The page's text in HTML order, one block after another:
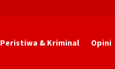
Peristiwa & Kriminal Opini